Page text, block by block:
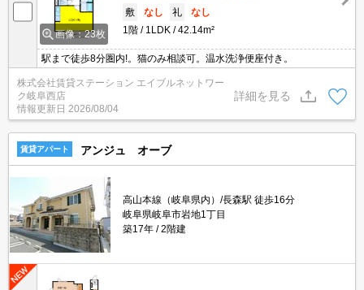
画像：23枚
敷
なし 礼
なし
1階
1LDK 42.14m²
駅まで徒歩8分圏内!。猫のみ相談可。温水洗浄便座付き。
株式会社賃貸ステーション エイブルネットワー
ク岐阜西店
情報更新日 2026/08/04
詳細を見る
賃貸アパート アンジュ オーブ
高山本線（岐阜県内）/長森駅 徒歩16分
岐阜県岐阜市岩地1丁目
築17年
2階建